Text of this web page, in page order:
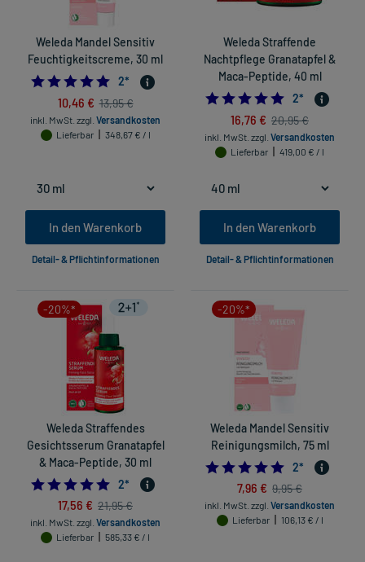
Weleda Mandel Sensitiv
Feuchtigkeitscreme, 30 ml
5.0
2*
10,46 € 13,95 €
inkl. MwSt. zzgl. Versandkosten
Lieferbar
348,67 € / l
In den Warenkorb
Detail- & Pflichtinformationen
Weleda Straffende
Nachtpflege Granatapfel &
Maca-Peptide, 40 ml
5.0
2*
16,76 € 20,95 €
inkl. MwSt. zzgl. Versandkosten
Lieferbar
419,00 € / l
In den Warenkorb
Detail- & Pflichtinformationen
-20%*
Weleda Straffendes
Gesichtsserum Granatapfel
& Maca-Peptide, 30 ml
5.0
2*
17,56 € 21,95 €
inkl. MwSt. zzgl. Versandkosten
Lieferbar
585,33 € / l
-20%*
Weleda Mandel Sensitiv
Reinigungsmilch, 75 ml
5.0
2*
7,96 € 9,95 €
inkl. MwSt. zzgl. Versandkosten
Lieferbar
106,13 € / l